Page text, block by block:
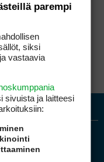
parempi
siksi
vastaavia
sivuista ja laitteesi